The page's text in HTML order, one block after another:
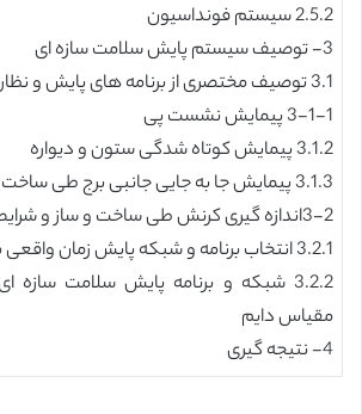
2.5.2 سیستم فونداسیون
3- توصیف سیستم پایش سلامت سازه ای
3.1 توصیف مختصری از برنامه های پایش و نظارتی پیمایشی
3-1-1 پیمایش نشست پی
3.1.2 پیمایش کوتاه شدگی ستون و دیواره
3.1.3 پیمایش جا به جایی جانبی برج طی ساخت
3-2اندازه گیری کرنش طی ساخت و ساز و شرایط ساختمانی دایم
3.2.1 انتخاب برنامه و شبکه پایش زمان واقعی موقت
3.2.2 شبکه و برنامه پایش سلامت سازه
مقیاس دایم
4- نتیجه گیری